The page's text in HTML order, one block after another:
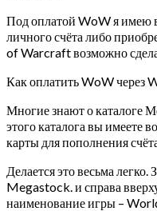
Под оплатой WoW я имею
личного счёта либо
of Warcraft возможно
Как оплатить WoW через
Многие знают о каталоге
этого каталога вы имеете
карты для пополнения
Делается это весьма легко.
Megastock. и справа
наименование игры –